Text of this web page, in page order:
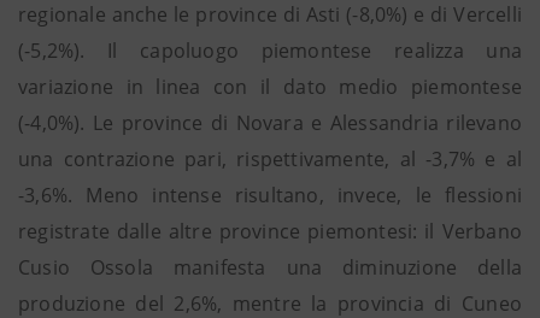
regionale anche le province di Asti (-8,0%) e di Vercelli
(-5,2%). Il capoluogo piemontese realizza una
variazione in linea con il dato medio piemontese
(-4,0%). Le province di Novara e Alessandria rilevano
una contrazione pari, rispettivamente, al -3,7% e al
-3,6%. Meno intense risultano, invece, le flessioni
registrate dalle altre province piemontesi: il Verbano
Cusio Ossola manifesta una diminuzione della
produzione del 2,6%, mentre la provincia di Cuneo